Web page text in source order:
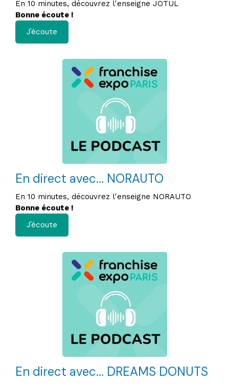
En 10 minutes, découvrez l'enseigne JOTUL
Bonne écoute !
J'écoute
En direct avec... NORAUTO
En 10 minutes, découvrez l'enseigne NORAUTO
Bonne écoute !
J'écoute
En direct avec... DREAMS DONUTS